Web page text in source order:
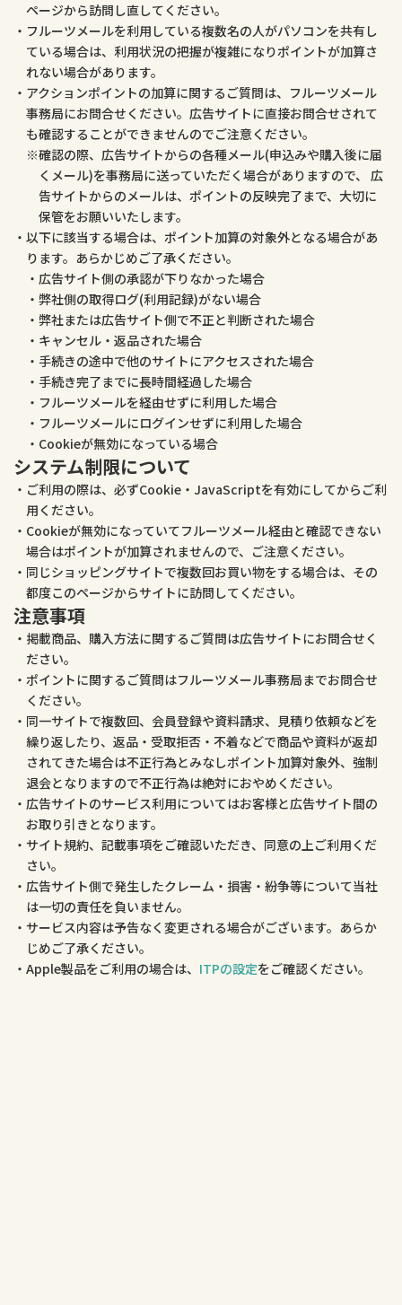
ページから訪問し直してください。
フルーツメールを利用している複数名の人がパソコンを共有し
ている場合は、利用状況の把握が複雑になりポイントが加算さ
れない場合があります。
アクションポイントの加算に関するご質問は、フルーツメール
事務局にお問合せください。広告サイトに直接お問合せされて
も確認することができませんのでご注意ください。
確認の際、広告サイトからの各種メール(申込みや購入後に届
くメール)を事務局に送っていただく場合がありますので、 広
告サイトからのメールは、ポイントの反映完了まで、大切に
保管をお願いいたします。
以下に該当する場合は、ポイント加算の対象外となる場合があ
ります。あらかじめご了承ください。
広告サイト側の承認が下りなかった場合
弊社側の取得ログ(利用記録)がない場合
弊社または広告サイト側で不正と判断された場合
キャンセル・返品された場合
手続きの途中で他のサイトにアクセスされた場合
手続き完了までに長時間経過した場合
フルーツメールを経由せずに利用した場合
フルーツメールにログインせずに利用した場合
Cookieが無効になっている場合
システム制限について
ご利用の際は、必ずCookie・JavaScriptを有効にしてからご利
用ください。
Cookieが無効になっていてフルーツメール経由と確認できない
場合はポイントが加算されませんので、ご注意ください。
同じショッピングサイトで複数回お買い物をする場合は、その
都度このページからサイトに訪問してください。
注意事項
掲載商品、購入方法に関するご質問は広告サイトにお問合せく
ださい。
ポイントに関するご質問はフルーツメール事務局までお問合せ
ください。
同一サイトで複数回、会員登録や資料請求、見積り依頼などを
繰り返したり、返品・受取拒否・不着などで商品や資料が返却
されてきた場合は不正行為とみなしポイント加算対象外、強制
退会となりますので不正行為は絶対におやめください。
広告サイトのサービス利用についてはお客様と広告サイト間の
お取り引きとなります。
サイト規約、記載事項をご確認いただき、同意の上ご利用くだ
さい。
広告サイト側で発生したクレーム・損害・紛争等について当社
は一切の責任を負いません。
サービス内容は予告なく変更される場合がございます。あらか
じめご了承ください。
Apple製品をご利用の場合は、 ITPの設定をご確認ください。